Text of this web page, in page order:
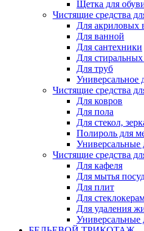
Щетка для
Чистящие средства
Для акриловых
Для ванной
Для сантехники
Для
Для труб
Универсальное
Чистящие средства
Для ковров
Для пола
Для стекол,
Полироль для
Универсальные
Чистящие средства
Для кафеля
Для мытья
Для плит
Для
Для удаления
Универсальные